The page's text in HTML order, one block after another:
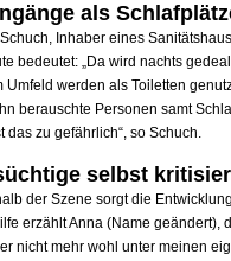
als
Inhaber eines
bedeutet: „Da wird nachts
Umfeld werden als Toiletten
berauschte Personen samt
das zu gefährlich“, so Schuch.
selbst
der Szene sorgt die
erzählt Anna (Name geändert),
nicht mehr wohl unter meinen